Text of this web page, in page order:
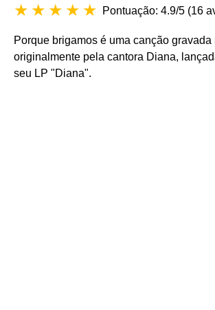
Pontuação: 4.9/5 (16
Porque brigamos é uma canção gravada
originalmente pela cantora Diana,
seu LP "Diana".